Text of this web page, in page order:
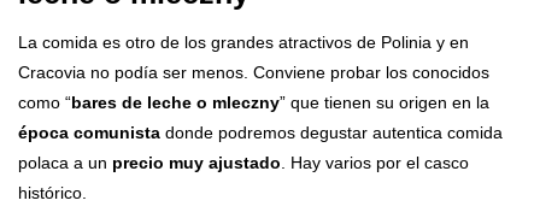
La comida es otro de los grandes atractivos de Polinia y en
Cracovia no podía ser menos. Conviene probar los conocidos
como “bares de leche o mleczny” que tienen su origen en la
época comunista donde podremos degustar autentica comida
polaca a un precio muy ajustado . Hay varios por el casco
histórico.